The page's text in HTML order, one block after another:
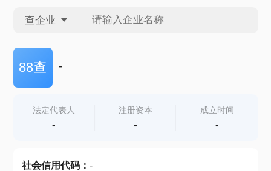
查企业
查企业
查产地
88查 -
法定代表人
-
注册资本
-
成立时间
-
社会信用代码： -